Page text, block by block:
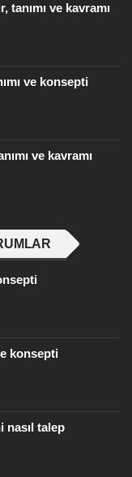
ve kavramı
ve konsepti
ve kavramı
konsepti
nasıl talep